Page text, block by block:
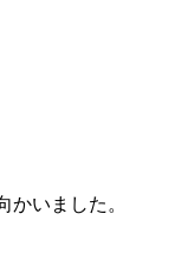
いました。